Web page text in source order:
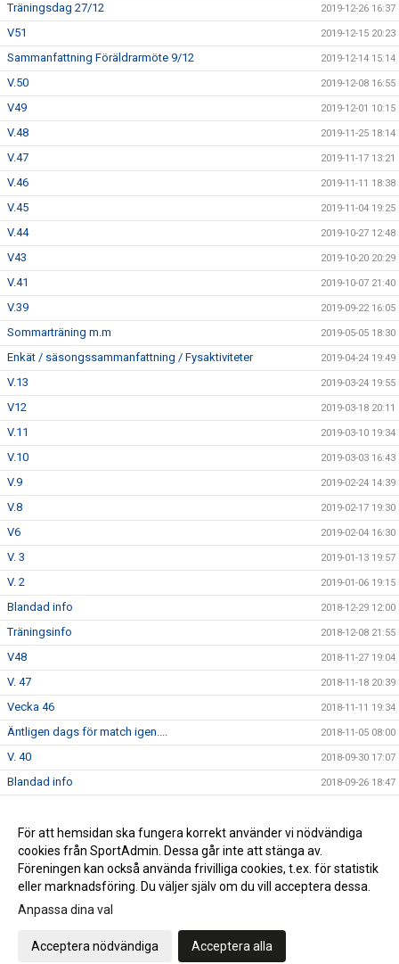
Träningsdag 27/12 2019-12-26 16:37
V51 2019-12-15 20:23
Sammanfattning Föräldrarmöte 9/12 2019-12-14 15:14
V.50 2019-12-08 16:55
V49 2019-12-01 10:15
V.48 2019-11-25 18:14
V.47 2019-11-17 13:21
V.46 2019-11-11 18:38
V.45 2019-11-04 19:25
V.44 2019-10-27 12:48
V43 2019-10-20 20:29
V.41 2019-10-07 21:40
V.39 2019-09-22 16:05
Sommarträning m.m 2019-05-05 18:30
Enkät / säsongssammanfattning / Fysaktiviteter 2019-04-24 19:49
V.13 2019-03-24 19:55
V12 2019-03-18 20:11
V.11 2019-03-10 19:34
V.10 2019-03-03 16:43
V.9 2019-02-24 14:39
V.8 2019-02-17 19:30
V6 2019-02-04 16:30
V. 3 2019-01-13 19:57
V. 2 2019-01-06 19:15
Blandad info 2018-12-29 12:00
Träningsinfo 2018-12-08 21:55
V48 2018-11-27 19:04
V. 47 2018-11-18 20:39
Vecka 46 2018-11-11 19:34
Äntligen dags för match igen.... 2018-11-05 08:00
V. 40 2018-09-30 17:07
Blandad info 2018-09-26 18:47
Säsongsstart! 2018-08-07 20:28
F möte 2018-04-19 21:58
Gå till Webbversion
För att hemsidan ska fungera korrekt använder vi nödvändiga
cookies från SportAdmin. Dessa går inte att stänga av.
Föreningen kan också använda frivilliga cookies, t.ex. för statistik
eller marknadsföring. Du väljer själv om du vill acceptera dessa.
Anpassa dina val
Acceptera nödvändiga Acceptera alla